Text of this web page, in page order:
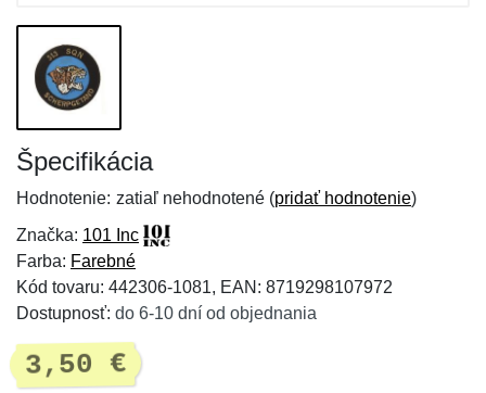
Špecifikácia
Hodnotenie: zatiaľ nehodnotené (pridať hodnotenie)
Značka: 101 Inc
Farba: Farebné
Kód tovaru: 442306-1081, EAN: 8719298107972
Dostupnosť: do 6-10 dní od objednania
3,50 €